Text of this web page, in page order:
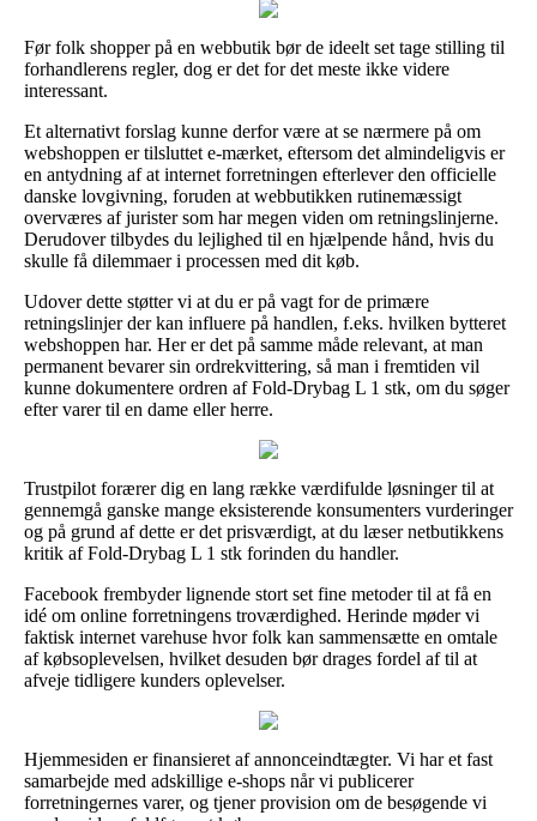
Før folk shopper på en webbutik bør de ideelt set tage stilling til
forhandlerens regler, dog er det for det meste ikke videre
interessant.
Et alternativt forslag kunne derfor være at se nærmere på om
webshoppen er tilsluttet e-mærket, eftersom det almindeligvis er
en antydning af at internet forretningen efterlever den officielle
danske lovgivning, foruden at webbutikken rutinemæssigt
overværes af jurister som har megen viden om retningslinjerne.
Derudover tilbydes du lejlighed til en hjælpende hånd, hvis du
skulle få dilemmaer i processen med dit køb.
Udover dette støtter vi at du er på vagt for de primære
retningslinjer der kan influere på handlen, f.eks. hvilken bytteret
webshoppen har. Her er det på samme måde relevant, at man
permanent bevarer sin ordrekvittering, så man i fremtiden vil
kunne dokumentere ordren af Fold-Drybag L 1 stk, om du søger
efter varer til en dame eller herre.
Trustpilot forærer dig en lang række værdifulde løsninger til at
gennemgå ganske mange eksisterende konsumenters vurderinger
og på grund af dette er det prisværdigt, at du læser netbutikkens
kritik af Fold-Drybag L 1 stk forinden du handler.
Facebook frembyder lignende stort set fine metoder til at få en
idé om online forretningens troværdighed. Herinde møder vi
faktisk internet varehuse hvor folk kan sammensætte en omtale
af købsoplevelsen, hvilket desuden bør drages fordel af til at
afveje tidligere kunders oplevelser.
Hjemmesiden er finansieret af annonceindtægter. Vi har et fast
samarbejde med adskillige e-shops når vi publicerer
forretningernes varer, og tjener provision om de besøgende vi